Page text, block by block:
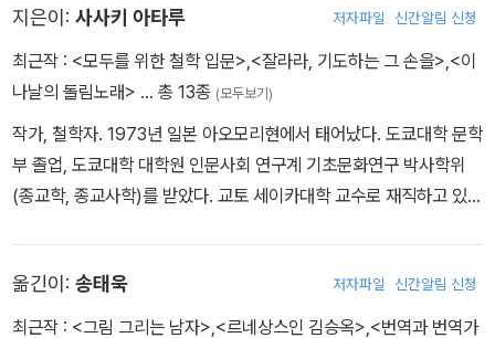
지은이: 사사키 아타루 저자파일 신간알림 신청
최근작 : <모두를 위한 철학 입문> <잘라라, 기도하는 그 손을> <이
나날의 돌림노래> … 총 13종 (모두보기)
작가, 철학자. 1973년 일본 아오모리현에서 태어났다. 도쿄대학 문학
부 졸업, 도쿄대학 대학원 인문사회 연구계 기초문화연구 박사학위
(종교학, 종교사학)를 받았다. 교토 세이카대학 교수로 재직하고 있
우리의 밤을 그리고 이 세계에 오는 아침을 맞이하라』 등을 썼다.
옮긴이: 송태욱 저자파일 신간알림 신청
최근작 : <그림 그리는 남자> <르네상스인 김승옥> <번역과 번역가